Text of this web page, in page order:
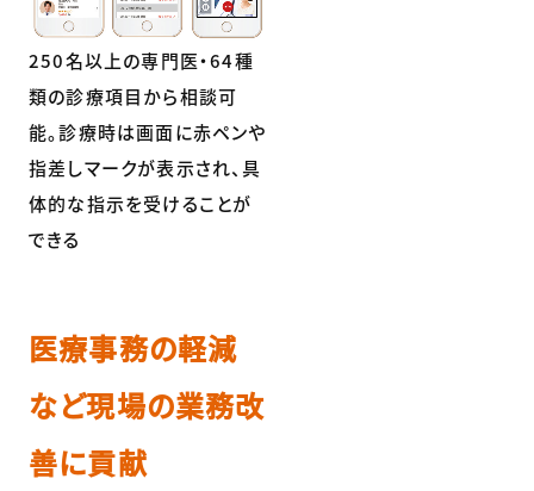
250名以上の専門医・64種
類の診療項目から相談可
能。診療時は画面に赤ペンや
指差しマークが表示され、具
体的な指示を受けることが
できる
医療事務の軽減
など現場の業務改
善に貢献